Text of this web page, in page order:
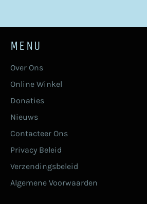
MENU
Over Ons
Online Winkel
Donaties
Nieuws
Contacteer Ons
Privacy Beleid
Verzendingsbeleid
Algemene Voorwaarden